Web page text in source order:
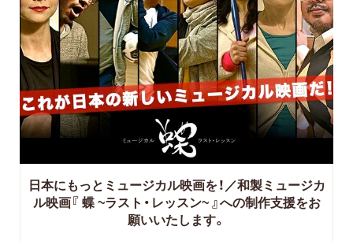
日本にもっとミュージカル映画を！／和製ミュージカ
ル映画『 蝶 ~ラスト・レッスン~ 』への制作支援をお
願いいたします。